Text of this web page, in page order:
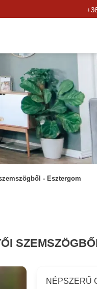
- Esztergom
NÉPSZERŰ